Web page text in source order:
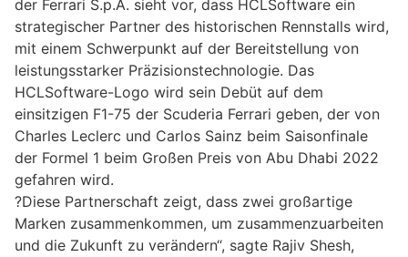
der Ferrari S.p.A. sieht vor, dass HCLSoftware ein
strategischer Partner des historischen Rennstalls wird,
mit einem Schwerpunkt auf der Bereitstellung von
leistungsstarker Präzisionstechnologie. Das
HCLSoftware-Logo wird sein Debüt auf dem
einsitzigen F1-75 der Scuderia Ferrari geben, der von
Charles Leclerc und Carlos Sainz beim Saisonfinale
der Formel 1 beim Großen Preis von Abu Dhabi 2022
gefahren wird.
?Diese Partnerschaft zeigt, dass zwei großartige
Marken zusammenkommen, um zusammenzuarbeiten
und die Zukunft zu verändern“, sagte Rajiv Shesh,